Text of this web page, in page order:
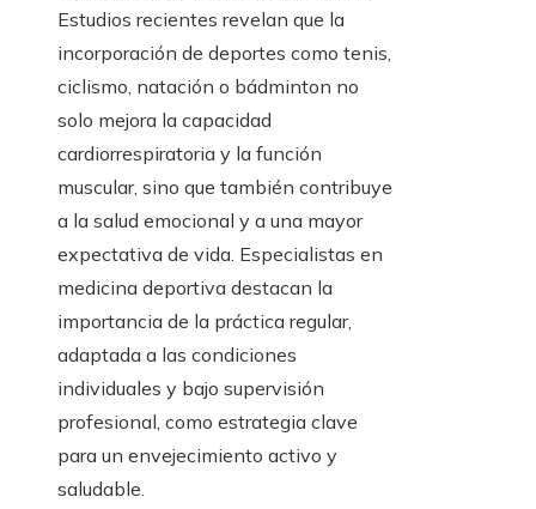
Estudios recientes revelan que la
incorporación de deportes como tenis,
ciclismo, natación o bádminton no
solo mejora la capacidad
cardiorrespiratoria y la función
muscular, sino que también contribuye
a la salud emocional y a una mayor
expectativa de vida. Especialistas en
medicina deportiva destacan la
importancia de la práctica regular,
adaptada a las condiciones
individuales y bajo supervisión
profesional, como estrategia clave
para un envejecimiento activo y
saludable.